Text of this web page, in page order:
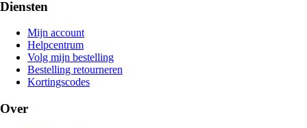
Diensten
Mijn account
Helpcentrum
Volg mijn bestelling
Bestelling retourneren
Kortingscodes
Over